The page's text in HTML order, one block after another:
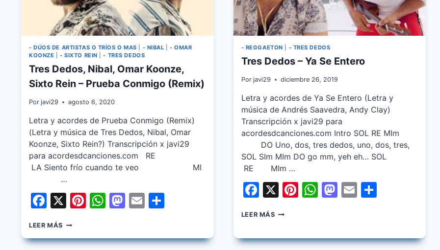
- DÚOS DE ARTISTAS O TRÍOS O MAS - NIBAL |- OMAR
KOONZE |- SIXTO REIN |- TRES DEDOS
Tres Dedos, Nibal, Omar Koonze,
Sixto Rein – Prueba Conmigo (Remix)
Por javi29 agosto 6, 2020
Letra y acordes de Prueba Conmigo (Remix)
(Letra y música de Tres Dedos, Nibal, Omar
Koonze, Sixto Rein?) Transcripción x javi29
para acordesdcanciones.com RE
LA Siento frío cuando te veo MI
…
Facebook
X Pinterest
WhatsApp
Mastodon
Email
LEER MÁS TRES
NIBAL,
- REGGAETON - TRES DEDOS
Tres Dedos – Ya Se Entero
Por javi29 diciembre 26, 2019
Letra y acordes de Ya Se Entero (Letra y
música de Andrés Saavedra, Andy Clay)
Transcripción x javi29 para
acordesdcanciones.com Intro SOL RE MIm
DO Uno, dos, tres dedos, uno, dos, tres,
SOL SIm MIm DO go mm, yeh eh… SOL
RE MIm …
Facebook
X Pinterest
WhatsApp
Mastodon
EmailShare
LEER MÁSTRES
YA